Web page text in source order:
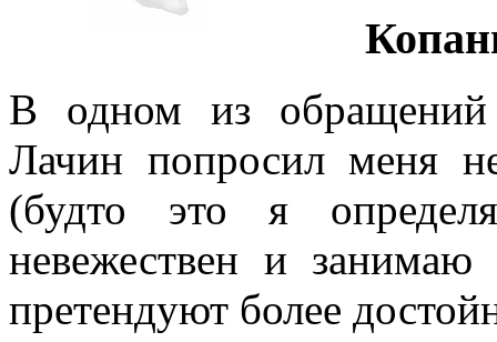
устаревшим.Ещё одна
состояние,
[отличающемуся от
у растений, и у бактерий.
вторая сигнальная
всюду применял как чисто
В одном из обращений
Лачин попросил меня
(будто это я
невежествен и
претендуют более